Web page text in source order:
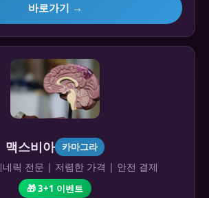
바로가기 →
맥스비아 카마그라
네릭 전문 | 저렴한 가격 | 안전 결제
🎁 3+1 이벤트